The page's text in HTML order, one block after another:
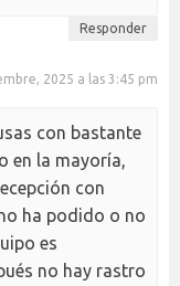
Responder
2025 a las 3:45 pm
con bastante
en la mayoría,
con
ha podido o no
es
no hay rastro